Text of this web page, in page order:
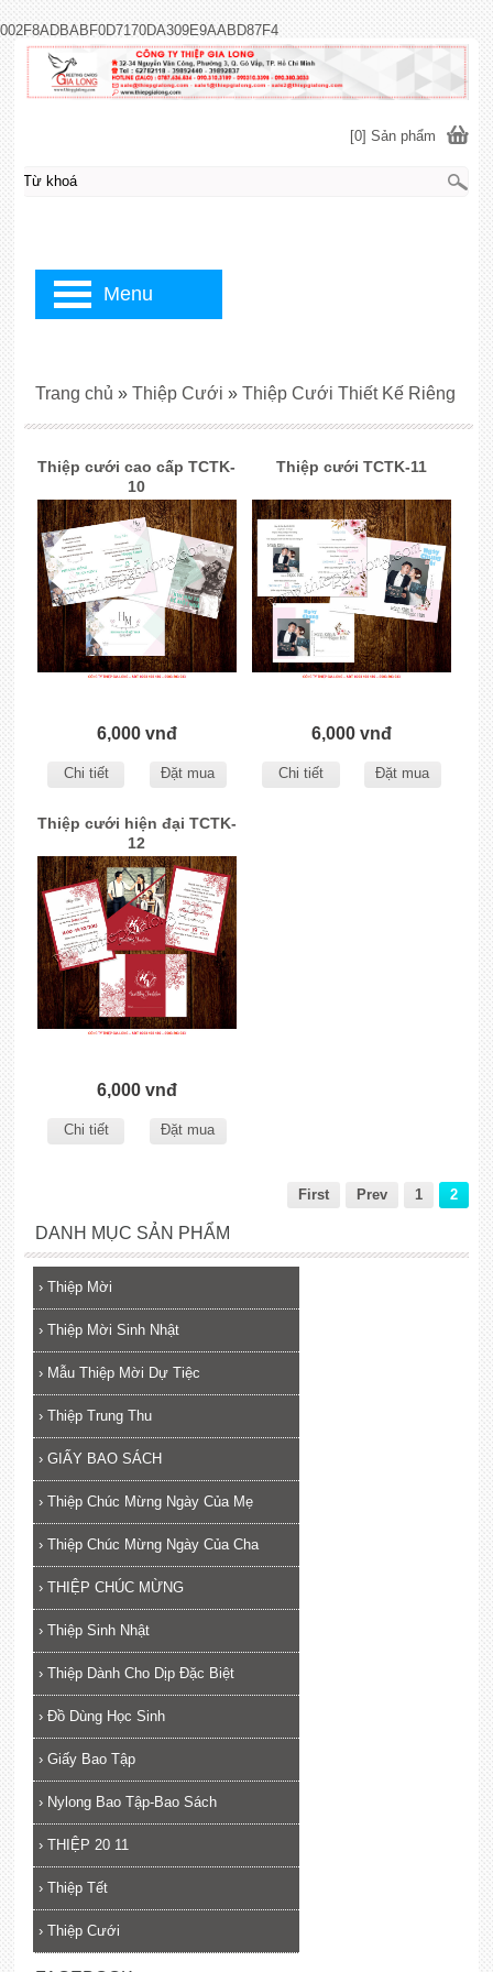
002F8ADBABF0D7170DA309E9AABD87F4
Thiệp cưới cao cấp TCTK-
10
6,000 vnđ
Chi tiết Đặt mua
Thiệp cưới TCTK-11
6,000 vnđ
Chi tiết Đặt mua
Thiệp cưới hiện đại TCTK-
12
6,000 vnđ
Chi tiết Đặt mua
First Prev 1 2
Trang chủ » Thiệp Cưới » Thiệp Cưới Thiết Kế Riêng
DANH MỤC SẢN PHẨM
› Thiệp Mời
› Thiệp Mời Sinh Nhật
› Mẫu Thiệp Mời Dự Tiệc
› Thiệp Trung Thu
› GIẤY BAO SÁCH
› Thiệp Chúc Mừng Ngày Của Mẹ
› Thiệp Chúc Mừng Ngày Của Cha
› THIỆP CHÚC MỪNG
› Thiệp Sinh Nhật
› Thiệp Dành Cho Dịp Đặc Biệt
› Đồ Dùng Học Sinh
› Giấy Bao Tập
› Nylong Bao Tập-Bao Sách
› THIỆP 20 11
› Thiệp Tết
› Thiệp Cưới
[0] Sản phẩm
Menu